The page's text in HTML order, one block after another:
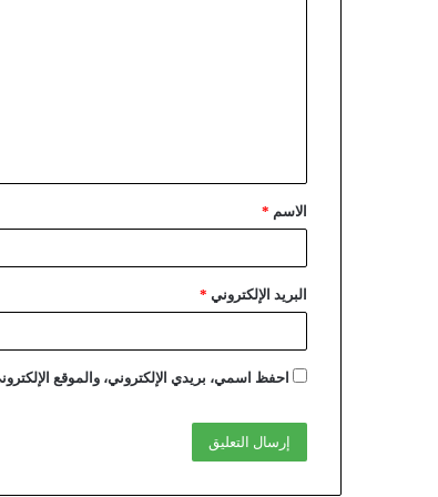
الاسم *
البريد الإلكتروني *
احفظ اسمي، بريدي الإلكتروني، والموقع